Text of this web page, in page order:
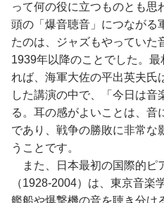
って何の役に立つものとも思
頭の「爆音聴音」につながる
たのは、ジャズもやっていた
1939年以降のことでした。
れば、海軍大佐の平出英夫氏
した講演の中で、「今日は音
る。耳の感がよいことは、音
であり、戦争の勝敗に非常な
うことです。
また、日本最初の国際的ピ
（1928-2004）は、東京音楽